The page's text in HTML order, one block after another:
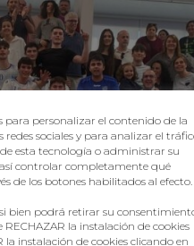
para personalizar el contenido de la
sociales y para analizar el
esta tecnología o administrar su
controlar completamente qué
de los botones habilitados al efecto.
si bien podrá retirar su
la instalación de cookies
la instalación de cookies clicando en